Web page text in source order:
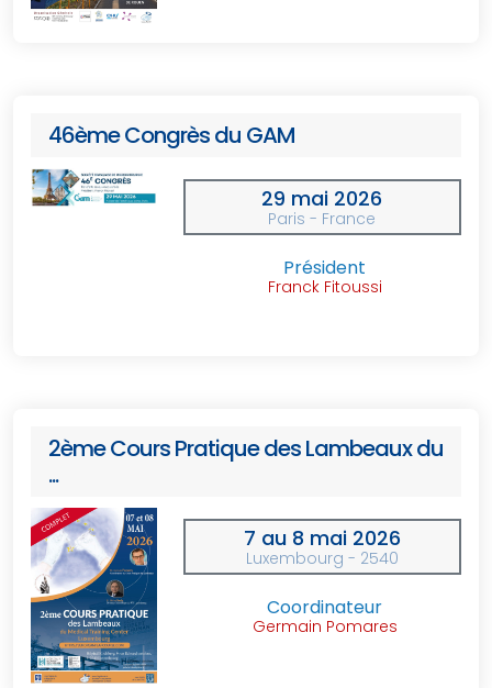
46ème Congrès du GAM
29 mai 2026
Paris - France
Président
Franck Fitoussi
2ème Cours Pratique des Lambeaux du
...
7 au 8 mai 2026
Luxembourg - 2540
Coordinateur
Germain Pomares